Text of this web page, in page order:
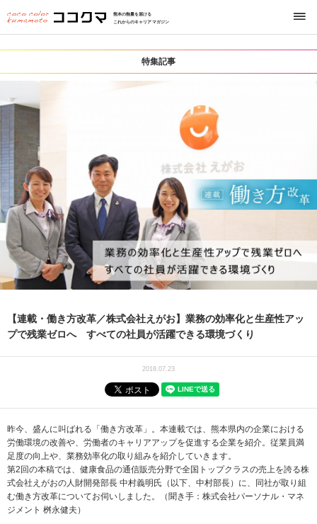
熊本の熱量を届ける
これからのキャリアマガジン
特集記事
【連載・働き方改革／株式会社えがお】業務の効率化と生産性アッ
プで残業ゼロへ すべての社員が活躍できる環境づくり
2018.07.23
昨今、盛んに叫ばれる「働き方改革」。本連載では、熊本県内の企業における
労働環境の改善や、労働者のキャリアアップを促進する企業を紹介。従業員満
足度の向上や、業務効率化の取り組みを紹介していきます。
第2回の本稿では、健康食品の通信販売分野で全国トップクラスの売上を誇る株
式会社えがおの人財開発部長 中村義明氏（以下、中村部長）に、同社が取り組
む働き方改革についてお伺いしました。（聞き手：株式会社パーソナル・マネ
ジメント 桝永健夫）